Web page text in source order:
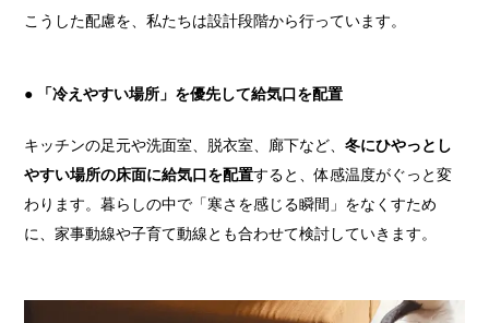
こうした配慮を、私たちは設計段階から行っています。
● 「冷えやすい場所」を優先して給気口を配置
キッチンの足元や洗面室、脱衣室、廊下など、冬にひやっとし
やすい場所の床面に給気口を配置すると、体感温度がぐっと変
わります。暮らしの中で「寒さを感じる瞬間」をなくすため
に、家事動線や子育て動線とも合わせて検討していきます。